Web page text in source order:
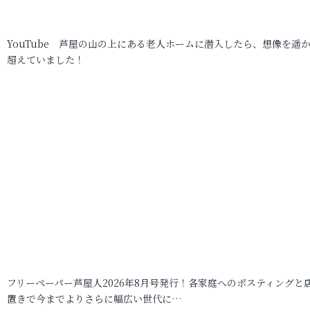
YouTube 芦屋の山の上にある老人ホームに潜入したら、想像を遥
超えていました！
フリーペーパー芦屋人2026年8月号発行！各家庭へのポスティングと
置きで今までよりさらに幅広い世代に…